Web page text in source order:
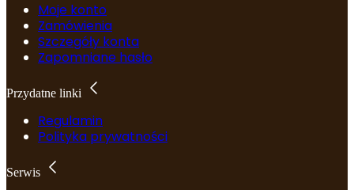
Moje konto
Zamówienia
Szczegóły konta
Zapomniane hasło
Przydatne linki
Regulamin
Polityka prywatności
Serwis